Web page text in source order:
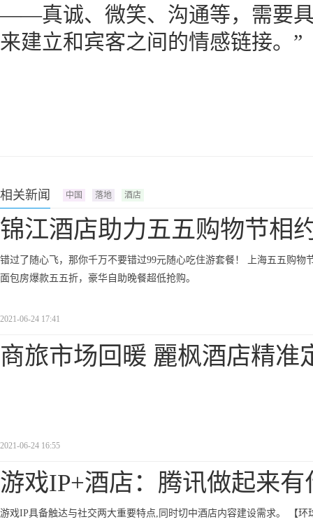
——真诚、微笑、沟通等，需要
来建立和宾客之间的情感链接。”
相关新闻 中国 落地 酒店
锦江酒店助力五五购物节相
错过了随心飞，那你千万不要错过99元随心吃住游套餐！ 上海五五购
面包房爆款五五折，豪华自助晚餐超低抢购。
2021-06-24 17:41
商旅市场回暖 麗枫酒店精准
2021-06-24 16:55
游戏IP+酒店：腾讯做起来有
游戏IP具备触达与社交两大重要特点,同时切中酒店内容建设需求。 【